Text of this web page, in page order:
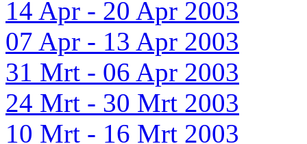
14 Apr - 20 Apr 2003
07 Apr - 13 Apr 2003
31 Mrt - 06 Apr 2003
24 Mrt - 30 Mrt 2003
10 Mrt - 16 Mrt 2003